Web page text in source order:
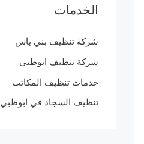
الخدمات
شركة تنظيف بني ياس
شركة تنظيف ابوظبي
خدمات تنظيف المكاتب
تنظيف السجاد في ابوظبي